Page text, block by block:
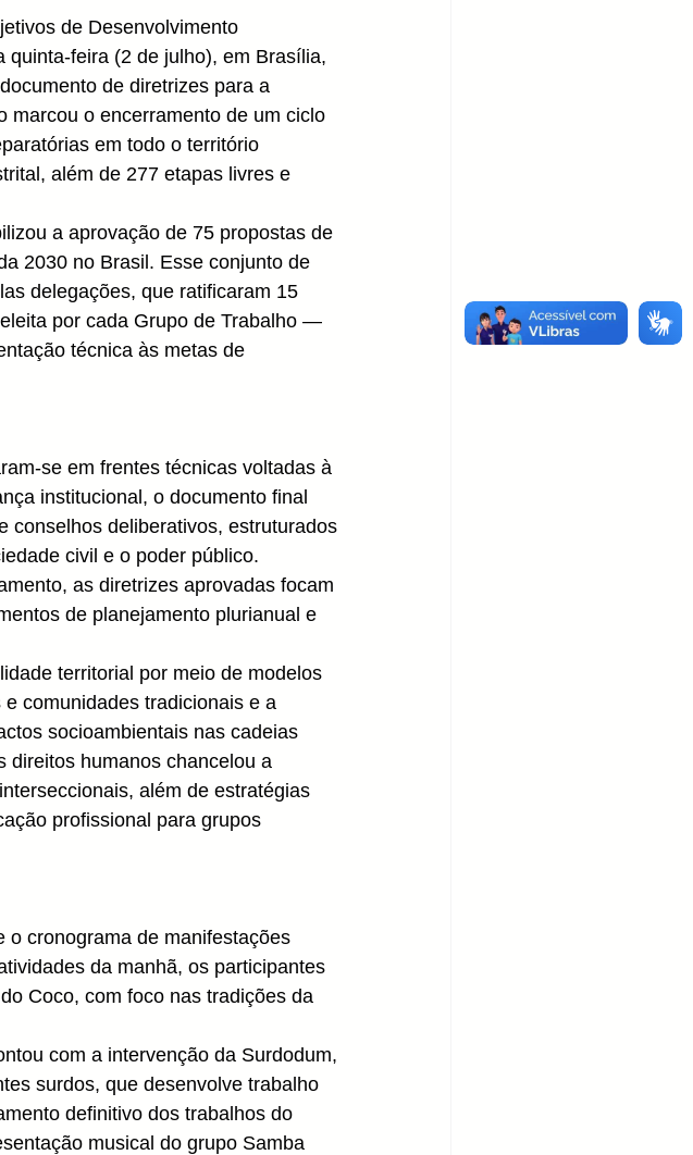
de Desenvolvimento
quinta-feira (2 de julho), em Brasília,
de diretrizes para a
marcou o encerramento de um ciclo
em todo o território
além de 277 etapas livres e
a aprovação de 75 propostas de
2030 no Brasil. Esse conjunto de
delegações, que ratificaram 15
por cada Grupo de Trabalho —
técnica às metas de
se em frentes técnicas voltadas à
institucional, o documento final
conselhos deliberativos, estruturados
civil e o poder público.
as diretrizes aprovadas focam
de planejamento plurianual e
territorial por meio de modelos
comunidades tradicionais e a
socioambientais nas cadeias
direitos humanos chancelou a
além de estratégias
profissional para grupos
o cronograma de manifestações
da manhã, os participantes
Coco, com foco nas tradições da
com a intervenção da Surdodum,
surdos, que desenvolve trabalho
definitivo dos trabalhos do
musical do grupo Samba